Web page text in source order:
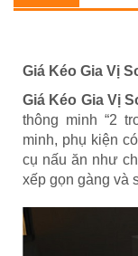
Giá Kéo Gia Vị
Giá Kéo Gia Vị
thông minh “2
minh, phụ kiện
cụ nấu ăn như
xếp gọn gàng và